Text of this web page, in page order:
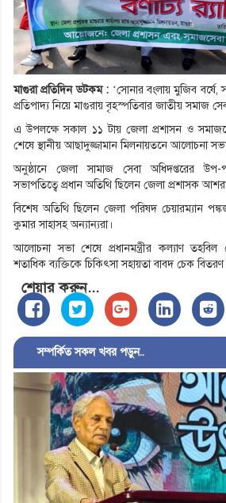
মাগুরা প্রতিদিন ডটকম : ‘সোনার বংলায় মুজিব
প্রতিপাদ্য নিয়ে মাগুরায় বৃহস্পতিবার জাতীয় সমাজ
এ উপলক্ষে সকাল ১১ টায় জেলা প্রশাসন ও
শেষে স্থানীয় আছাদুজ্জামান মিলনায়তনে আলোচনা
অনুষ্ঠানে জেলা সামাজ সেবা অধিদপ্তরের
সভাপতিত্বে প্রধান অতিথি ছিলেন জেলা প্রশাসক
বিশেষ অতিথি ছিলেন জেলা পরিষদ চেয়ারম্যান
কুমার সাহাসহ অন্যান্যরা।
আলোচনা সভা শেষে প্রধানমন্ত্রীর কল্যাণ তহবিল
শতাধিক ব্যক্তিকে চিকিৎসা সহায়তা বাবদ চেক
শেয়ার করুন...
সম্পর্কিত সকল খবর পড়ুন..